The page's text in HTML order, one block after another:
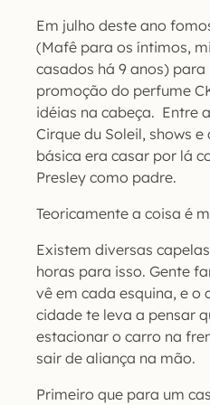
Em julho deste ano
(Mafê para os íntimos,
casados há 9 anos) para
promoção do perfume
idéias na cabeça. Entre
Cirque du Soleil, shows
básica era casar por lá
Presley como padre.
Teoricamente a coisa é
Existem diversas
horas para isso. Gente
vê em cada esquina, e o
cidade te leva a pensar
estacionar o carro na
sair de aliança na mão.
Primeiro que para um